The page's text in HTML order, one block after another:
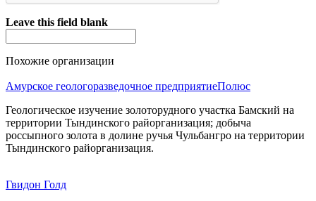
Leave this field blank
Похожие организации
Амурское геологоразведочное предприятиеПолюс
Геологическое изучение золоторудного участка Бамский на
территории Тындинского райорганизация; добыча
россыпного золота в долине ручья Чульбангро на территории
Тындинского райорганизация.
Гвидон Голд